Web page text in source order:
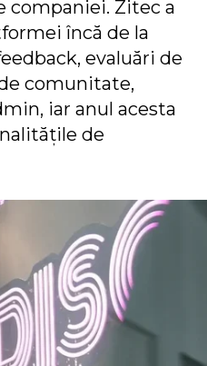
companiei. Zitec a
încă de la
evaluări de
comunitate,
iar anul acesta
de